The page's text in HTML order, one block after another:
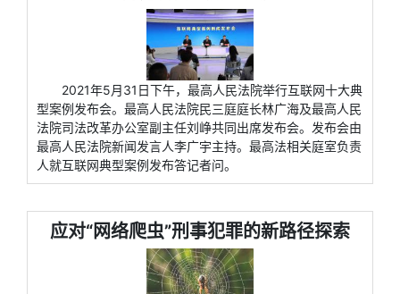
2021年5月31日下午，最高人民法院举行互联网十大典
型案例发布会。最高人民法院民三庭庭长林广海及最高人民
法院司法改革办公室副主任刘峥共同出席发布会。发布会由
最高人民法院新闻发言人李广宇主持。最高法相关庭室负责
人就互联网典型案例发布答记者问。
应对“网络爬虫”刑事犯罪的新路径探索